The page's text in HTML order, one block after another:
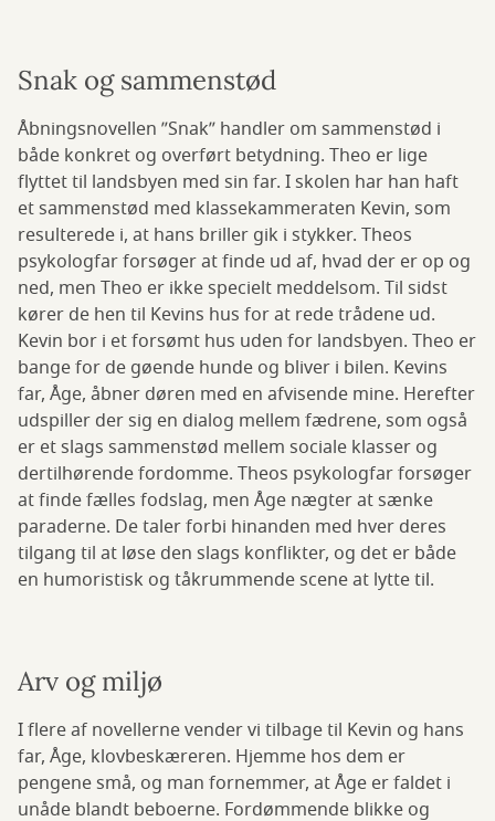
Snak og sammenstød
Åbningsnovellen ”Snak” handler om sammenstød i
både konkret og overført betydning. Theo er lige
flyttet til landsbyen med sin far. I skolen har han haft
et sammenstød med klassekammeraten Kevin, som
resulterede i, at hans briller gik i stykker. Theos
psykologfar forsøger at finde ud af, hvad der er op og
ned, men Theo er ikke specielt meddelsom. Til sidst
kører de hen til Kevins hus for at rede trådene ud.
Kevin bor i et forsømt hus uden for landsbyen. Theo er
bange for de gøende hunde og bliver i bilen. Kevins
far, Åge, åbner døren med en afvisende mine. Herefter
udspiller der sig en dialog mellem fædrene, som også
er et slags sammenstød mellem sociale klasser og
dertilhørende fordomme. Theos psykologfar forsøger
at finde fælles fodslag, men Åge nægter at sænke
paraderne. De taler forbi hinanden med hver deres
tilgang til at løse den slags konflikter, og det er både
en humoristisk og tåkrummende scene at lytte til.
Arv og miljø
I flere af novellerne vender vi tilbage til Kevin og hans
far, Åge, klovbeskæreren. Hjemme hos dem er
pengene små, og man fornemmer, at Åge er faldet i
unåde blandt beboerne. Fordømmende blikke og